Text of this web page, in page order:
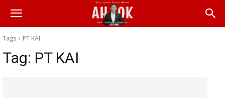
Tags PT KAI
Tag: PT KAI